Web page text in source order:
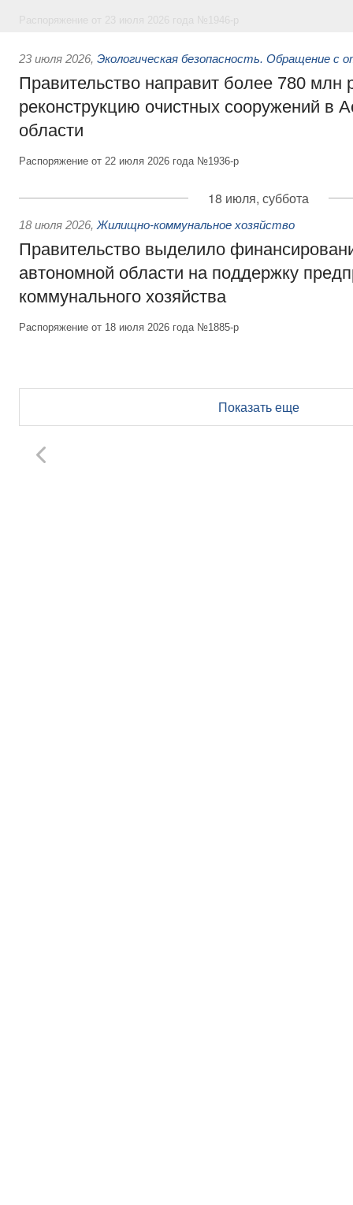
23 июля 2026, Экологическая безопасность. Обращение с
Правительство направит более 780 млн
реконструкцию очистных сооружений в
области
Распоряжение от 22 июля 2026 года №1936-р
18 июля, суббота
18 июля 2026, Жилищно-коммунальное хозяйство
Правительство выделило
автономной области на поддержку
коммунального хозяйства
Распоряжение от 18 июля 2026 года №1885-р
Показать еще